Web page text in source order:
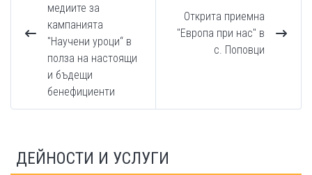
медиите за
кампанията
"Научени уроци“ в
полза на настоящи
и бъдещи
бенефициенти
Открита приемна
"Европа при нас" в
с. Поповци
ДЕЙНОСТИ И УСЛУГИ